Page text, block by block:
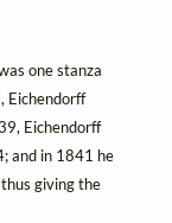
one stanza
Eichendorff
Eichendorff
and in 1841 he
giving the